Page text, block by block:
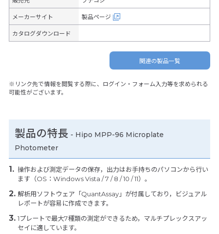
メーカーサイト 製品ページ
カタログダウンロード
関連の製品一覧
※リンク先で情報を閲覧する際に、ログイン・フォーム入力等を求められる
可能性がございます。
製品の特長 - Hipo MPP-96 Microplate
Photometer
操作および測定データの保存，出力はお手持ちのパソコンから行い
ます（OS：Windows Vista / 7 / 8 / 10 / 11）。
解析用ソフトウェア「QuantAssay」が付属しており，ビジュアル
レポートが容易に作成できます。
1プレートで最大7種類の測定ができるため，マルチプレックスアッ
セイに適しています。